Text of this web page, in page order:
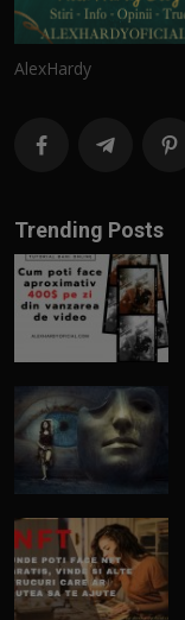
AlexHardy
Trending Posts